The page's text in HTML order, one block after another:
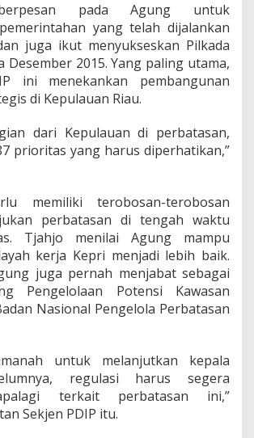
a
s
a
n
D
p
h
a
n
pada Agung untuk
yang telah dijalankan
juga ikut menyukseskan Pilkada
Desember 2015. Yang paling utama,
ini menekankan pembangunan
di Kepulauan Riau.
dari Kepulauan di perbatasan,
prioritas yang harus diperhatikan,”
memiliki terobosan-terobosan
perbatasan di tengah waktu
Tjahjo menilai Agung mampu
kerja Kepri menjadi lebih baik.
juga pernah menjabat sebagai
Pengelolaan Potensi Kawasan
Nasional Pengelola Perbatasan
untuk melanjutkan kepala
regulasi harus segera
terkait perbatasan ini,”
Sekjen PDIP itu.